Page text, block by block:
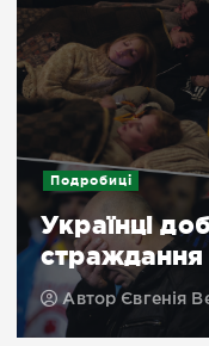
Подробиці
Російські
Автор Марина